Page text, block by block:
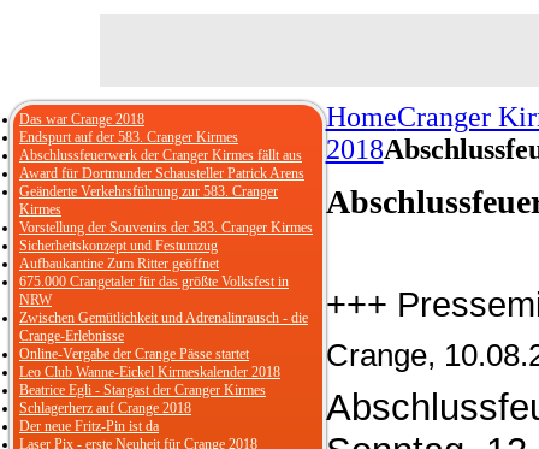
HomeCranger
2018
+++
Crange,
Das war Crange 2018
Endspurt auf der 583. Cranger Kirmes
Abschlussfeuerwerk der Cranger Kirmes fällt aus
Award für Dortmunder Schausteller Patrick Arens
Geänderte Verkehrsführung zur 583. Cranger
Kirmes
Vorstellung der Souvenirs der 583. Cranger Kirmes
Sicherheitskonzept und Festumzug
Aufbaukantine Zum Ritter geöffnet
675.000 Crangetaler für das größte Volksfest in
NRW
Zwischen Gemütlichkeit und Adrenalinrausch - die
Crange-Erlebnisse
Online-Vergabe der Crange Pässe startet
Leo Club Wanne-Eickel Kirmeskalender 2018
Beatrice Egli - Stargast der Cranger Kirmes
Schlagerherz auf Crange 2018
Der neue Fritz-Pin ist da
Laser Pix - erste Neuheit für Crange 2018